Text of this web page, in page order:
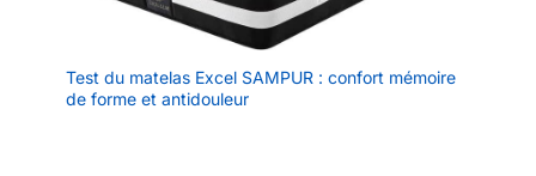
Test du matelas Excel SAMPUR : confort mémoire
de forme et antidouleur